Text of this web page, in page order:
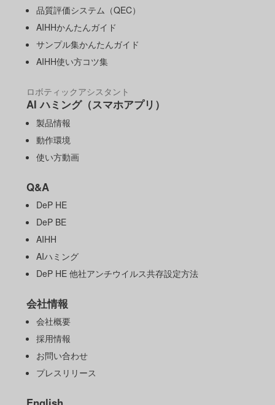
品質評価システム（QEC）
AIHHかんたんガイド
サンプル集かんたんガイド
AIHH使い方コツ集
ロボティックアシスタント
AI ハミング（スマホアプリ）
製品情報
動作環境
使い方動画
Q&A
DeP HE
DeP BE
AIHH
AIハミング
DeP HE 他社アンチウイルス共存設定方法
会社情報
会社概要
採用情報
お問い合わせ
プレスリリース